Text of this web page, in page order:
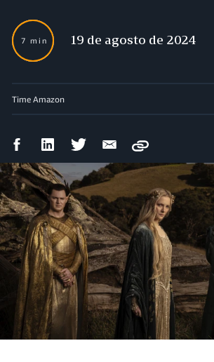
7 min 19 de agosto de 2024
Time Amazon
Compartilhar
Facebook
Compartilhar
LinkedIn
Compartilhar
Twitter
Compartilhar
e-
Copy